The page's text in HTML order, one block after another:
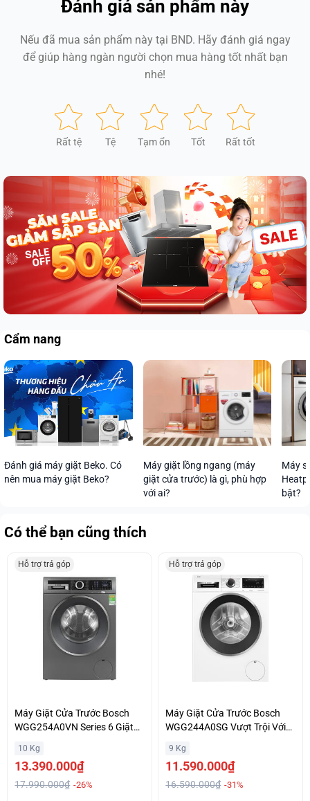
Đánh giá sản phẩm này
Nếu đã mua sản phẩm này tại BND. Hãy đánh giá ngay
để giúp hàng ngàn người chọn mua hàng tốt nhất bạn
nhé!
Rất tệ Tệ Tạm ổn Tốt Rất tốt
Cẩm nang
Đánh giá máy giặt Beko. Có
nên mua máy giặt Beko?
Máy giặt lồng ngang (máy
giặt cửa trước) là gì, phù hợp
với ai?
Máy
bật?
Có thể bạn cũng thích
Hỗ trợ trả góp
Máy Giặt Cửa Trước Bosch
WGG254A0VN Series 6 Giặt
Ưu Đãi
10 Kg
13.390.000₫
17.990.000₫ -26%
Hỗ trợ trả góp
Máy Giặt Cửa Trước Bosch
WGG244A0SG Vượt Trội Với
Giặt I - DOS Khuyễn Mãi Đặc
Biệt
9 Kg
11.590.000₫
16.590.000₫ -31%